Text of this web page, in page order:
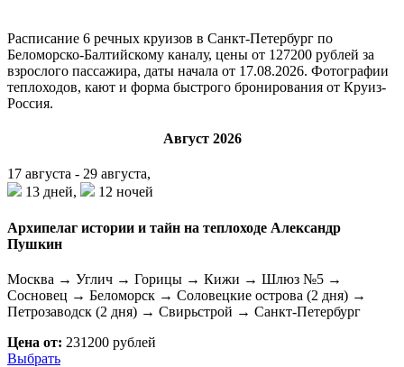
Расписание 6 речных круизов в Санкт-Петербург по
Беломорско-Балтийскому каналу, цены от 127200 рублей за
взрослого пассажира, даты начала от 17.08.2026. Фотографии
теплоходов, кают и форма быстрого бронирования от Круиз-
Россия.
Август 2026
17 августа - 29 августа,
13 дней,
12 ночей
Архипелаг истории и тайн на теплоходе Александр
Пушкин
Москва → Углич → Горицы → Кижи → Шлюз №5 →
Сосновец → Беломорск → Соловецкие острова (2 дня) →
Петрозаводск (2 дня) → Свирьстрой → Санкт-Петербург
Цена от: 231200 рублей
Выбрать